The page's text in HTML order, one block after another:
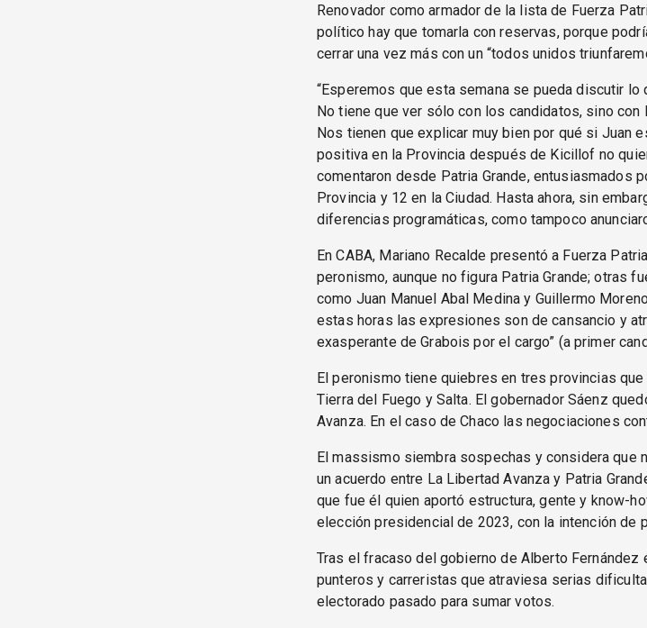
Renovador como armador de la lista de Fuerza
político hay que tomarla con reservas, porque
cerrar una vez más con un “todos unidos
“Esperemos que esta semana se pueda discutir
No tiene que ver sólo con los candidatos, sino
Nos tienen que explicar muy bien por qué si Juan
positiva en la Provincia después de Kicillof no
comentaron desde Patria Grande, entusiasmados
Provincia y 12 en la Ciudad. Hasta ahora, sin
diferencias programáticas, como tampoco
En CABA, Mariano Recalde presentó a Fuerza
peronismo, aunque no figura Patria Grande; otras
como Juan Manuel Abal Medina y Guillermo
estas horas las expresiones son de cansancio y
exasperante de Grabois por el cargo” (a primer
El peronismo tiene quiebres en tres provincias
Tierra del Fuego y Salta. El gobernador Sáenz
Avanza. En el caso de Chaco las negociaciones
El massismo siembra sospechas y considera que
un acuerdo entre La Libertad Avanza y Patria
que fue él quien aportó estructura, gente y know-
elección presidencial de 2023, con la intención de
Tras el fracaso del gobierno de Alberto Fernández
punteros y carreristas que atraviesa serias
electorado pasado para sumar votos.